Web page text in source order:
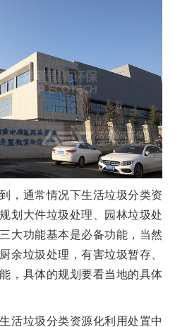
，通常情况下生活垃圾分类资
划大件垃圾处理、园林垃圾处
大功能基本是必备功能，当然
余垃圾处理，有害垃圾暂存、
，具体的规划要看当地的具体
活垃圾分类资源化利用处置中